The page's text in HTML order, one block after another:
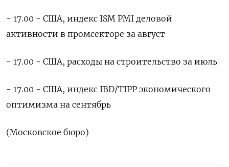
- 17.00 - США, индекс ISM PMI деловой
активности в промсекторе за август
- 17.00 - США, расходы на строительство за июль
- 17.00 - США, индекс IBD/TIPP экономического
оптимизма на сентябрь
(Московское бюро)